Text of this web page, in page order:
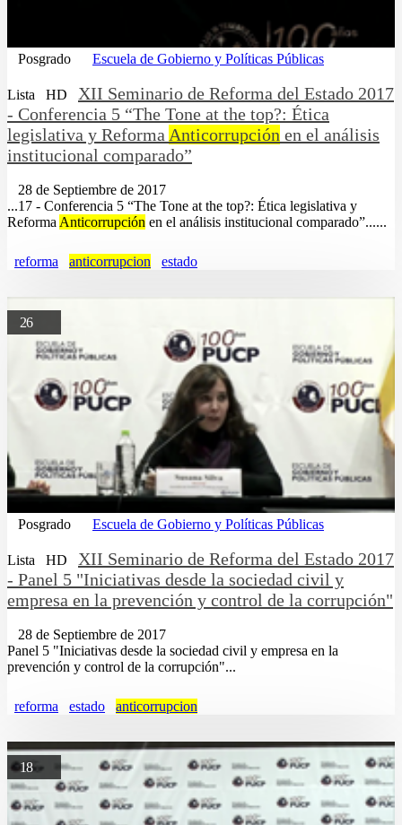
Posgrado Escuela de Gobierno y Políticas Públicas
Lista HD
XII Seminario de Reforma del Estado 2017
- Conferencia 5 “The Tone at the top?: Ética
legislativa y Reforma Anticorrupción en el análisis
institucional comparado”
28 de Septiembre de 2017
...17 - Conferencia 5 “The Tone at the top?: Ética legislativa y
Reforma Anticorrupción en el análisis institucional comparado”......
reforma anticorrupcion estado
26
Posgrado Escuela de Gobierno y Políticas Públicas
Lista HD
XII Seminario de Reforma del Estado 2017
- Panel 5 "Iniciativas desde la sociedad civil y
empresa en la prevención y control de la corrupción"
28 de Septiembre de 2017
Panel 5 "Iniciativas desde la sociedad civil y empresa en la
prevención y control de la corrupción"...
reforma estado anticorrupcion
18